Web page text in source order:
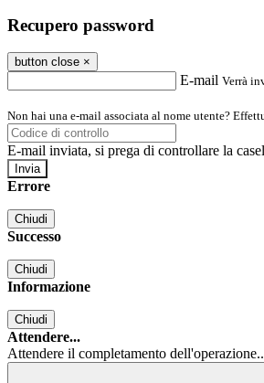
Recupero password
button close ×
E-mail Verrà
Non hai una e-mail associata al nome utente?
E-mail inviata, si prega di controllare la
Errore
Chiudi
Successo
Chiudi
Informazione
Chiudi
Attendere...
Attendere il completamento